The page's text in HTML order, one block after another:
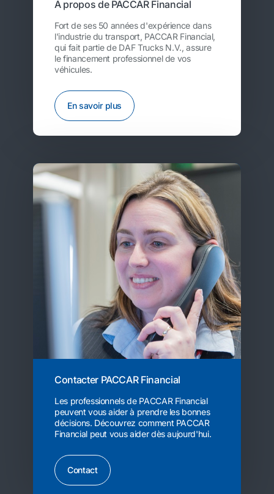
À propos de PACCAR Financial
Fort de ses 50 années d'expérience dans
l'industrie du transport, PACCAR Financial,
qui fait partie de DAF Trucks N.V., assure
le financement professionnel de vos
véhicules.
En savoir plus
Contacter PACCAR Financial
Les professionnels de PACCAR Financial
peuvent vous aider à prendre les bonnes
décisions. Découvrez comment PACCAR
Financial peut vous aider dès aujourd'hui.
Contact